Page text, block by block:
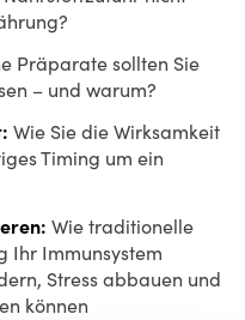
Präparate sollten Sie
– und warum?
Wie Sie die Wirksamkeit
Timing um ein
Wie traditionelle
Ihr Immunsystem
Stress abbauen und
können